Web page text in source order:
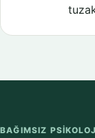
BAĞIMSIZ